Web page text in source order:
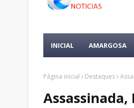
INICIAL AMARGOSA
Página inicial Destaques